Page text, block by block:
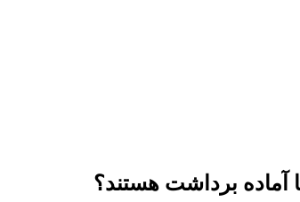
آماده برداشت هستند؟